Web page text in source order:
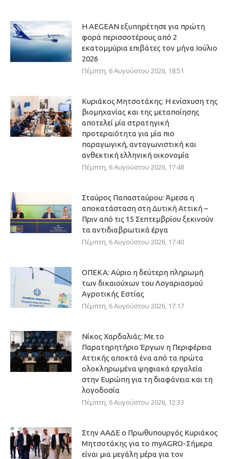
Η AEGEAN εξυπηρέτησε για πρώτη
φορά περισσοτέρους από 2
εκατομμύρια επιβάτες τον μήνα Ιούλιο
2026
Πέμπτη, 6 Αυγούστου 2026, 18:51
Κυριάκος Μητσοτάκης: Η ενίσχυση της
βιομηχανίας και της μεταποίησης
αποτελεί μία στρατηγική
προτεραιότητα για μία πιο
παραγωγική, ανταγωνιστική και
ανθεκτική ελληνική οικονομία
Πέμπτη, 6 Αυγούστου 2026, 17:48
Σταύρος Παπασταύρου: Άμεσα η
αποκατάσταση στη Δυτική Αττική –
Πριν από τις 15 Σεπτεμβρίου ξεκινούν
τα αντιδιαβρωτικά έργα
Πέμπτη, 6 Αυγούστου 2026, 17:40
ΟΠΕΚΑ: Αύριο η δεύτερη πληρωμή
των δικαιούχων του Λογαριασμού
Αγροτικής Εστίας
Πέμπτη, 6 Αυγούστου 2026, 17:17
Νίκος Χαρδαλιάς: Με το
Παρατηρητήριο Έργων η Περιφέρεια
Αττικής αποκτά ένα από τα πρώτα
ολοκληρωμένα ψηφιακά εργαλεία
στην Ευρώπη για τη διαφάνεια και τη
λογοδοσία
Πέμπτη, 6 Αυγούστου 2026, 12:33
Στην ΑΑΔΕ ο Πρωθυπουργός Κυριάκος
Μητσοτάκης για το myAGRO-Σήμερα
είναι μια μεγάλη μέρα για τον